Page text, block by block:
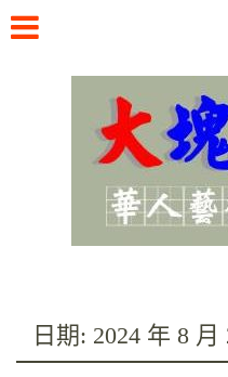
content
日期: 2024 年 8 月